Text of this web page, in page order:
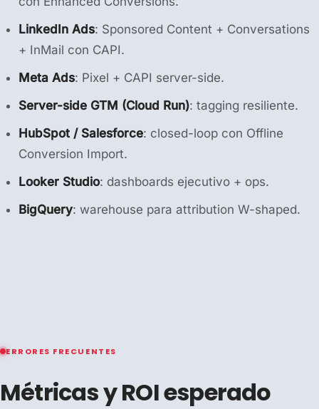
LinkedIn Ads: Sponsored Content + Conversations
+ InMail con CAPI.
Meta Ads: Pixel + CAPI server-side.
Server-side GTM (Cloud Run): tagging resiliente.
HubSpot / Salesforce: closed-loop con Offline
Conversion Import.
Looker Studio: dashboards ejecutivo + ops.
BigQuery: warehouse para attribution W-shaped.
ERRORES FRECUENTES
Métricas y ROI esperado